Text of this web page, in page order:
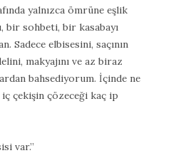
yalnızca ömrüne eşlik
sohbeti, bir kasabayı
Sadece elbisesini, saçının
makyajını ve az biraz
bahsediyorum. İçinde ne
çekişin çözeceği kaç ip
var.”